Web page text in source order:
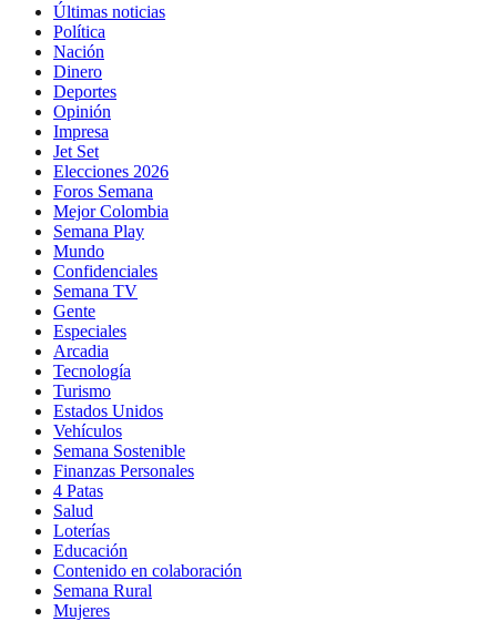
Últimas noticias
Política
Nación
Dinero
Deportes
Opinión
Impresa
Jet Set
Elecciones 2026
Foros Semana
Mejor Colombia
Semana Play
Mundo
Confidenciales
Semana TV
Gente
Especiales
Arcadia
Tecnología
Turismo
Estados Unidos
Vehículos
Semana Sostenible
Finanzas Personales
4 Patas
Salud
Loterías
Educación
Contenido en colaboración
Semana Rural
Mujeres